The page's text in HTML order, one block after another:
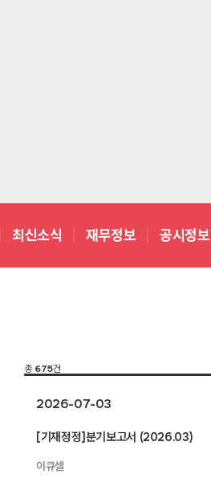
최신소식 재무정보 공시정보
총 675건
2026-07-03
[기재정정]분기보고서 (2026.03)
이큐셀